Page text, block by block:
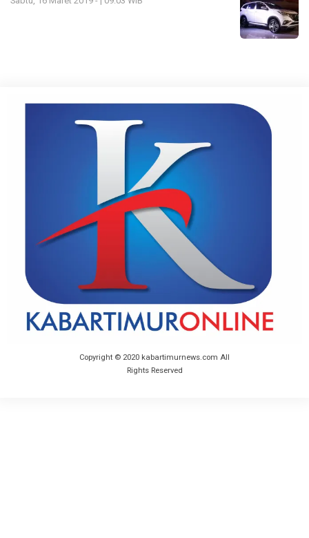
Copyright © 2020 kabartimurnews.com All
Rights Reserved